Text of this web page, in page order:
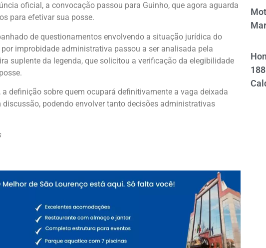
oficial, a convocação passou para Guinho, que agora aguarda
para efetivar sua posse.
de questionamentos envolvendo a situação jurídica do
improbidade administrativa passou a ser analisada pela
suplente da legenda, que solicitou a verificação da elegibilidade
definição sobre quem ocupará definitivamente a vaga deixada
podendo envolver tanto decisões administrativas